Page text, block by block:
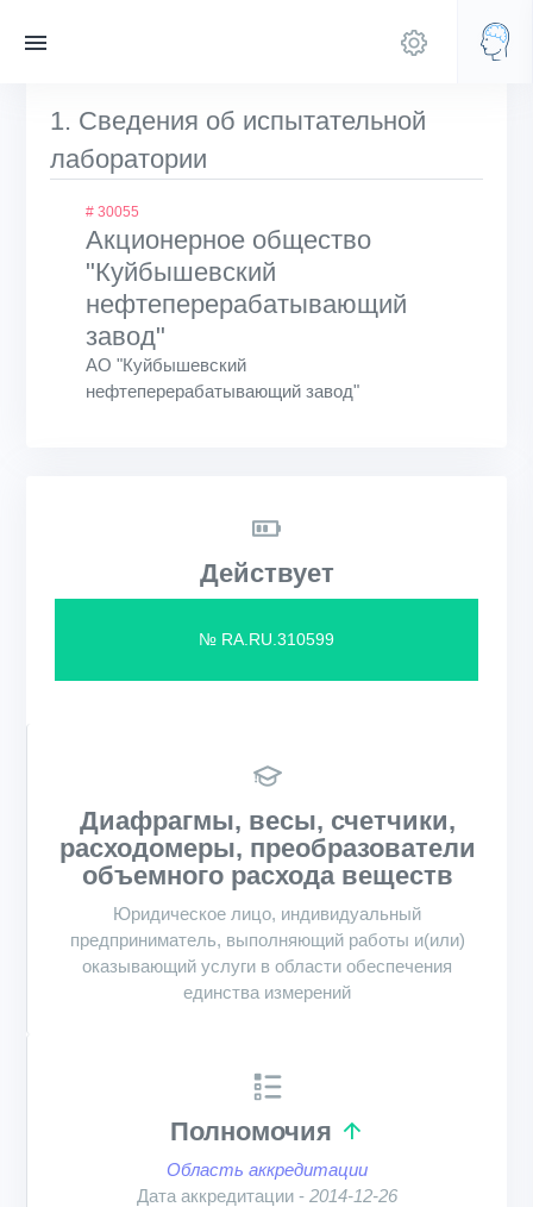
1. Сведения об испытательной
лаборатории
# 30055
Акционерное общество
"Куйбышевский
нефтеперерабатывающий
завод"
АО "Куйбышевский
нефтеперерабатывающий завод"
Действует
№ RA.RU.310599
Диафрагмы, весы, счетчики,
расходомеры, преобразователи
объемного расхода веществ
Юридическое лицо, индивидуальный
предприниматель, выполняющий работы и(или)
оказывающий услуги в области обеспечения
единства измерений
Полномочия
Область аккредитации
Дата аккредитации - 2014-12-26